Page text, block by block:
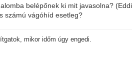
belépőnek ki mit javasolna?
számú vágóhíd esetleg?
mikor időm úgy engedi.